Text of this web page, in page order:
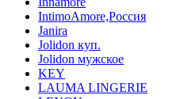
IntimoAmore,Россия
Janira
Jolidon куп.
Jolidon мужское
KEY
LAUMA LINGERIE